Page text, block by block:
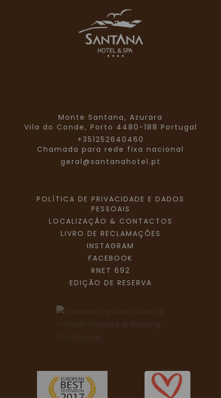
Monte Santana, Azurara
Vila do Conde, Porto 4480-188 Portugal
+351252640460
Chamada para rede fixa nacional
geral@santanahotel.pt
POLÍTICA DE PRIVACIDADE E DADOS
PESSOAIS
LOCALIZAÇÃO & CONTACTOS
LIVRO DE RECLAMAÇÕES
INSTAGRAM
FACEBOOK
RNET 692
EDIÇÃO DE RESERVA